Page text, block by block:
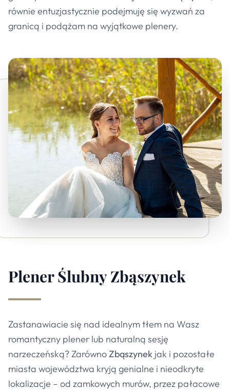
równie entuzjastycznie podejmuję się wyzwań za
granicą i podążam na wyjątkowe plenery.
Plener ŚlubnyZbąszynek
Zastanawiacie się nad idealnym tłem na Wasz
romantyczny plener lub naturalną sesję
narzeczeńską? ZarównoZbąszynek jak i pozostałe
miasta województwa kryją genialne i nieodkryte
lokalizacje – od zamkowych murów, przez pałacowe